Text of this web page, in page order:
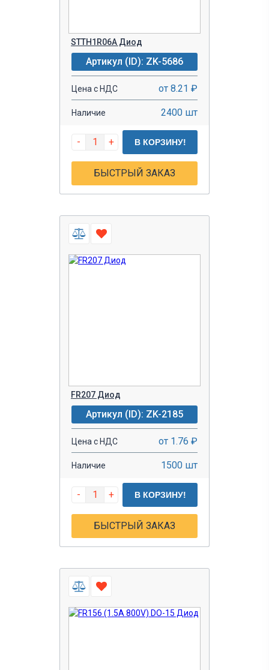
STTH1R06A Диод
Артикул (ID): ZK-5686
Цена с НДС от 8.21 ₽
Наличие 2400 шт
- + В КОРЗИНУ!
БЫСТРЫЙ ЗАКАЗ
FR207 Диод
Артикул (ID): ZK-2185
Цена с НДС от 1.76 ₽
Наличие 1500 шт
- + В КОРЗИНУ!
БЫСТРЫЙ ЗАКАЗ